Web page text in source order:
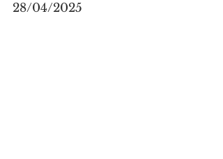
28/04/2025